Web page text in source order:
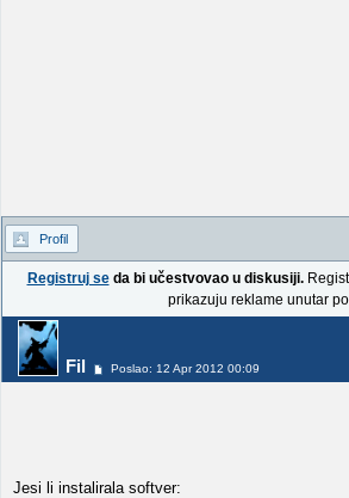
Profil
Registruj seda bi učestvovao u diskusiji.
prikazuju reklame unutar
Fil Poslao: 12 Apr 2012 00:09
Jesi li instalirala softver: